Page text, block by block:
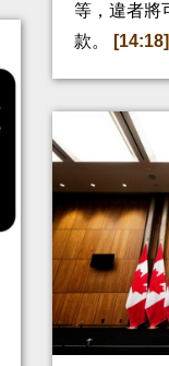
等，違者將
款。
[14:18]